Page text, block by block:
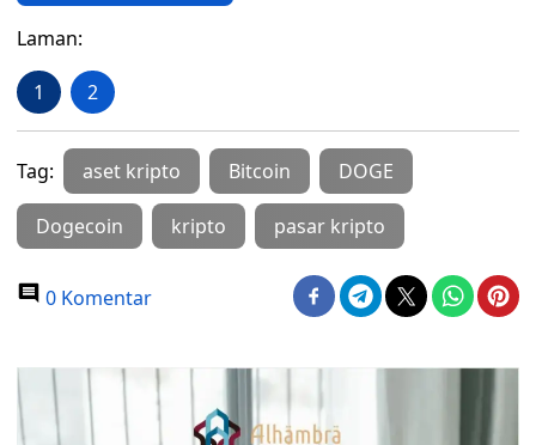
Laman:
1 2
Tag: aset kripto Bitcoin DOGE
Dogecoin kripto pasar kripto
0 Komentar